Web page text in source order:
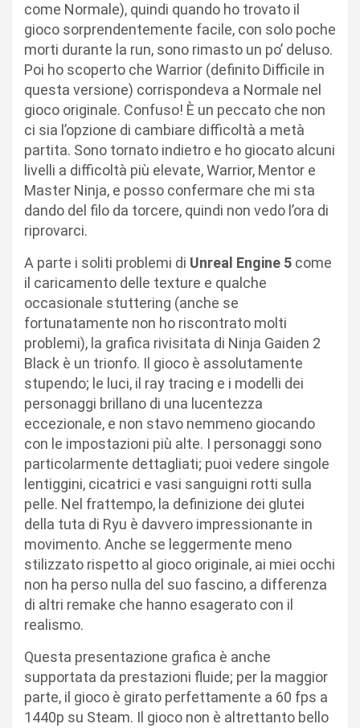
come Normale), quindi quando ho trovato il
gioco sorprendentemente facile, con solo poche
morti durante la run, sono rimasto un po’ deluso.
Poi ho scoperto che Warrior (definito Difficile in
questa versione) corrispondeva a Normale nel
gioco originale. Confuso! È un peccato che non
ci sia l’opzione di cambiare difficoltà a metà
partita. Sono tornato indietro e ho giocato alcuni
livelli a difficoltà più elevate, Warrior, Mentor e
Master Ninja, e posso confermare che mi sta
dando del filo da torcere, quindi non vedo l’ora di
riprovarci.
A parte i soliti problemi di Unreal Engine 5 come
il caricamento delle texture e qualche
occasionale stuttering (anche se
fortunatamente non ho riscontrato molti
problemi), la grafica rivisitata di Ninja Gaiden 2
Black è un trionfo. Il gioco è assolutamente
stupendo; le luci, il ray tracing e i modelli dei
personaggi brillano di una lucentezza
eccezionale, e non stavo nemmeno giocando
con le impostazioni più alte. I personaggi sono
particolarmente dettagliati; puoi vedere singole
lentiggini, cicatrici e vasi sanguigni rotti sulla
pelle. Nel frattempo, la definizione dei glutei
della tuta di Ryu è davvero impressionante in
movimento. Anche se leggermente meno
stilizzato rispetto al gioco originale, ai miei occhi
non ha perso nulla del suo fascino, a differenza
di altri remake che hanno esagerato con il
realismo.
Questa presentazione grafica è anche
supportata da prestazioni fluide; per la maggior
parte, il gioco è girato perfettamente a 60 fps a
1440p su Steam. Il gioco non è altrettanto bello